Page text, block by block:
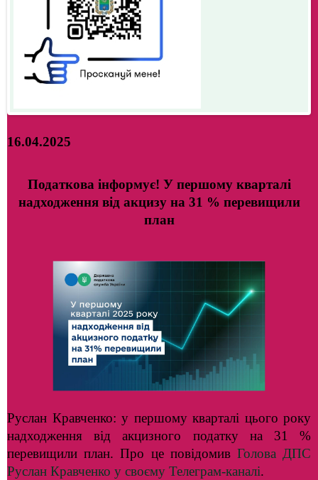
16.04.2025
Податкова інформує! У першому кварталі
надходження від акцизу на 31 % перевищили
план
Руслан Кравченко: у першому кварталі цього року
надходження від акцизного податку на 31 %
перевищили план. Про це повідомив Голова ДПС
Руслан Кравченко у своєму Телеграм-каналі.